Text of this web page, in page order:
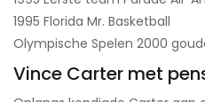
1995 Florida Mr. Basketball
Olympische Spelen 2000
Vince Carter met